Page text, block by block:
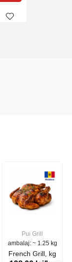
Pui Grill
ambalaj: ~ 1.25 kg
French Grill, kg